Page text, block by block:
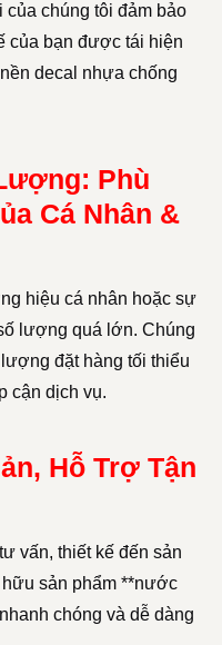
của chúng tôi đảm bảo
của bạn được tái hiện
decal nhựa chống
Phù
Cá Nhân &
hiệu cá nhân hoặc sự
lượng quá lớn. Chúng
đặt hàng tối thiểu
cận dịch vụ.
Hỗ Trợ Tận
vấn, thiết kế đến sản
sản phẩm **nước
chóng và dễ dàng